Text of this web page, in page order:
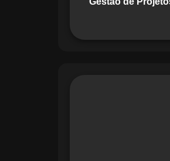
com eficiência.